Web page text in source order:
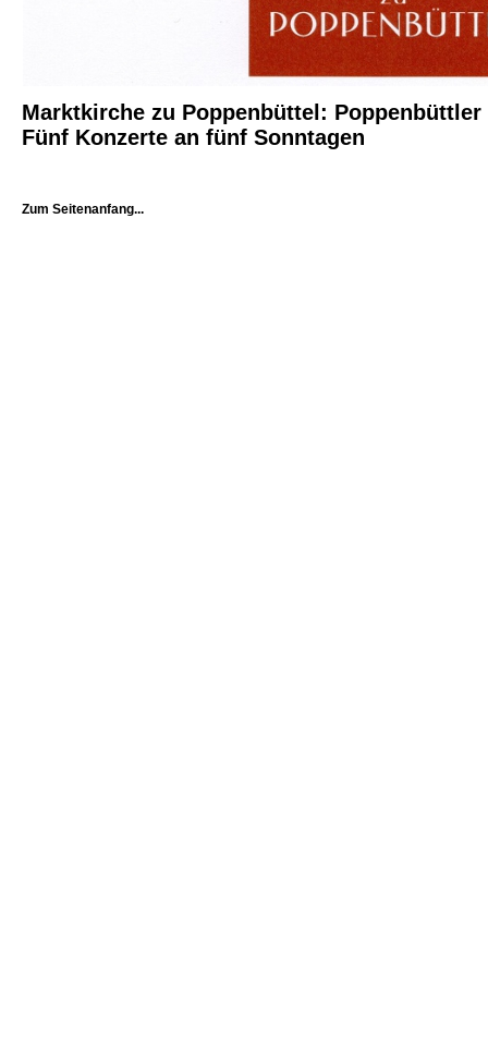
Marktkirche zu Poppenbüttel: Poppenbüttler
Fünf Konzerte an fünf Sonntagen
Zum Seitenanfang...